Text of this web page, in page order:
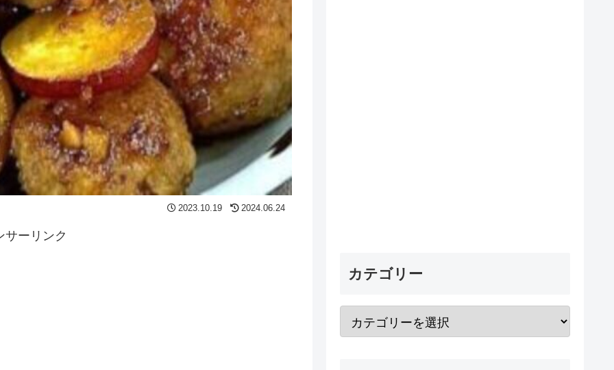
2023.10.19 2024.06.24
サーリンク
カテゴリー